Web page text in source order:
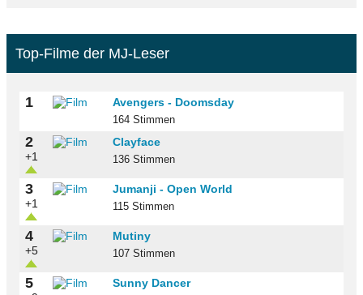
Top-Filme der MJ-Leser
1 Avengers - Doomsday
164 Stimmen
2
+1
Clayface
136 Stimmen
3
+1
Jumanji - Open World
115 Stimmen
4
+5
Mutiny
107 Stimmen
5 Sunny Dancer